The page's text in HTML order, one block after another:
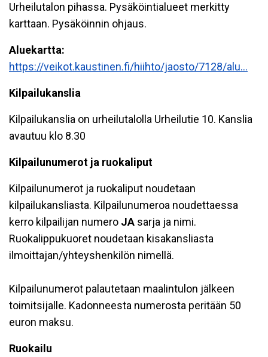
Urheilutalon pihassa. Pysäköintialueet merkitty
karttaan. Pysäköinnin ohjaus.
Aluekartta:
https://veikot.kaustinen.fi/hiihto/jaosto/7128/alu...
Kilpailukanslia
Kilpailukanslia on urheilutalolla Urheilutie 10. Kanslia
avautuu klo 8.30
Kilpailunumerot ja ruokaliput
Kilpailunumerot ja ruokaliput noudetaan
kilpailukansliasta. Kilpailunumeroa noudettaessa
kerro kilpailijan numero JA sarja ja nimi.
Ruokalippukuoret noudetaan kisakansliasta
ilmoittajan/yhteyshenkilön nimellä.
Kilpailunumerot palautetaan maalintulon jälkeen
toimitsijalle. Kadonneesta numerosta peritään 50
euron maksu.
Ruokailu